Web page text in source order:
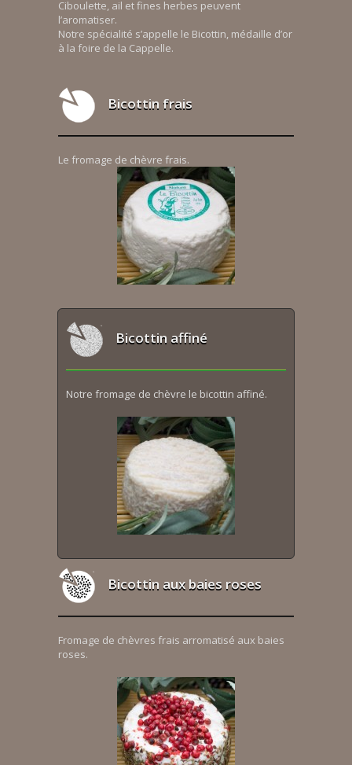
Ciboulette, ail et fines herbes peuvent
l’aromatiser.
Notre spécialité s’appelle le Bicottin, médaille d’or
à la foire de la Cappelle.
Bicottin frais
Le fromage de chèvre frais.
Bicottin affiné
Notre fromage de chèvre le bicottin affiné.
Bicottin aux baies roses
Fromage de chèvres frais arromatisé aux baies
roses.